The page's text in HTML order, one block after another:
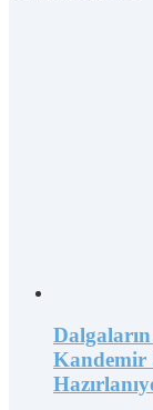
Kandemir